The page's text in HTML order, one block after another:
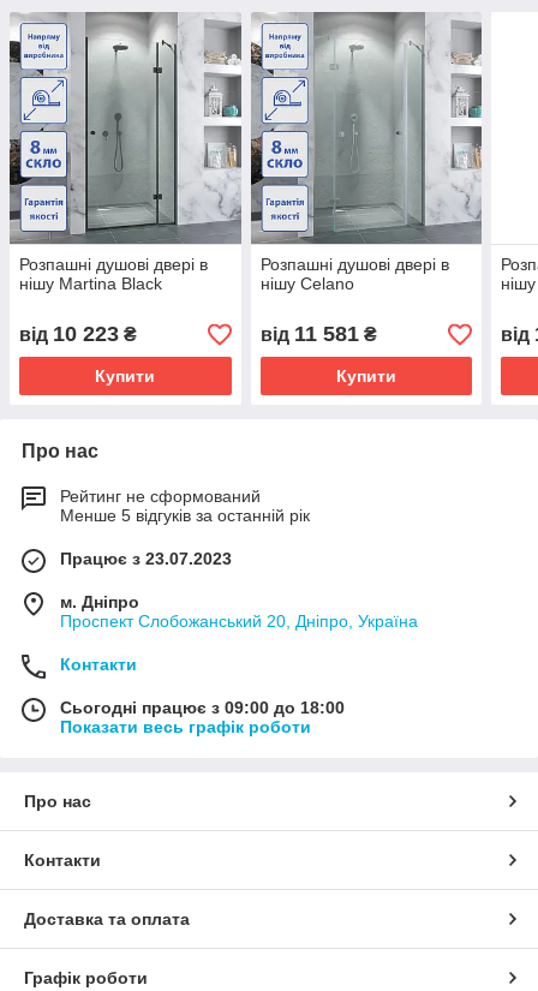
Розпашні душові двері в
нішу Martina Black
від 10 223 ₴
Купити
Розпашні душові двері в
нішу Celano
від 11 581₴
Купити
від
Про нас
Рейтинг не сформований
Менше 5 відгуків за останній рік
Працює з 23.07.2023
м. Дніпро
Проспект Слобожанський 20, Дніпро, Україна
Контакти
Сьогодні працює з 09:00 до 18:00
Показати весь графік роботи
Про нас
Контакти
Доставка та оплата
Графік роботи